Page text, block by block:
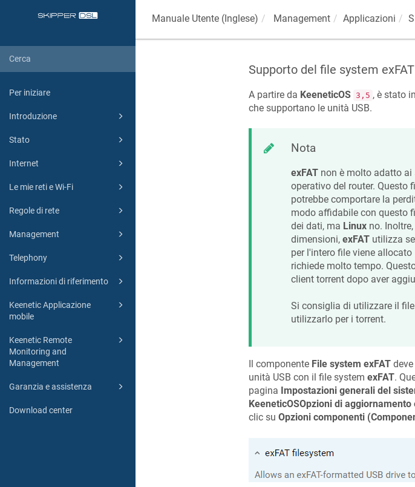
Per iniziare
Introduzione
Stato
Internet
Le mie reti e Wi-Fi
Regole di rete
Management
Telephony
Informazioni di riferimento
Keenetic Applicazione
mobile
Keenetic Remote
Monitoring and
Management
Garanzia e assistenza
Download center
Manuale Utente (Inglese) Management Applicazioni
Supporto del file system exFAT
A partire da KeeneticOS 3,5 , è stato
che supportano le unità USB.
Nota
exFATnon è molto adatto ai
operativo del router. Questo
potrebbe comportare la
modo affidabile con questo
dei dati, ma Linuxno. Inoltre,
dimensioni, exFATutilizza
per l'intero file viene
richiede molto tempo.
client torrent dopo aver
Si consiglia di utilizzare il
utilizzarlo per i torrent.
Il componente File system exFATdeve
unità USB con il file system exFAT.
pagina Impostazioni generali del
KeeneticOSOpzioni di aggiornamento
clic su Opzioni componenti